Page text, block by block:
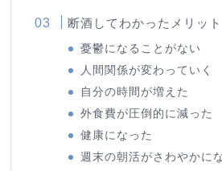
断酒してわかったメリット
憂鬱になることがない
人間関係が変わっていく
自分の時間が増えた
外食費が圧倒的に減った
健康になった
週末の朝活がさわやかに